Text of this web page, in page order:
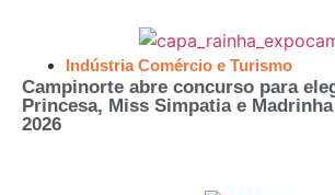
Indústria Comércio e Turismo
Campinorte abre concurso para
Princesa, Miss Simpatia e
2026